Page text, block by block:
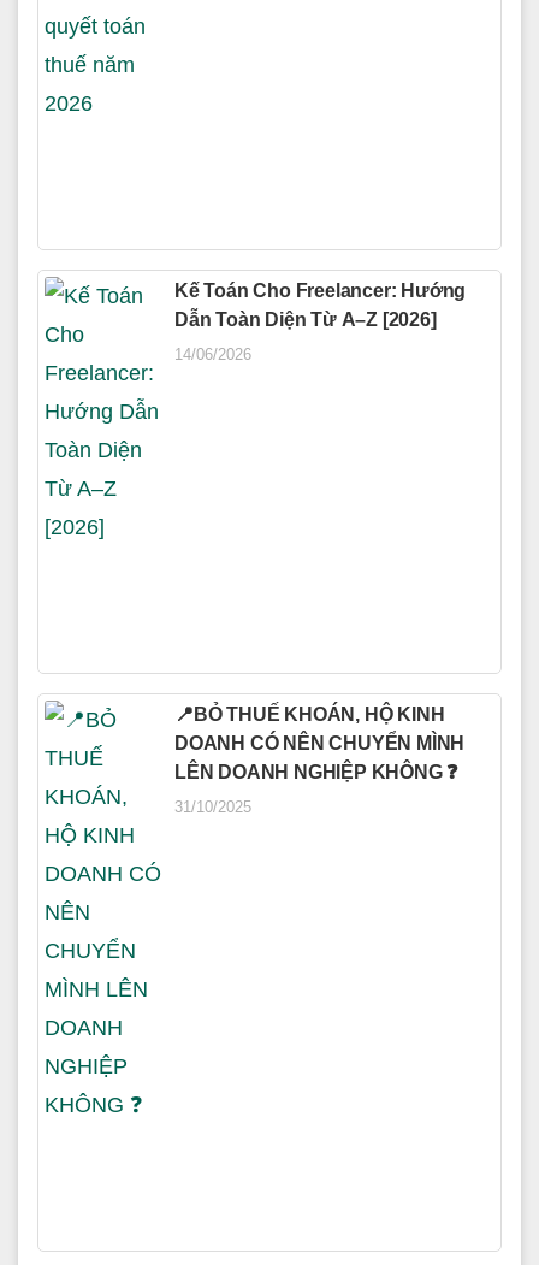
Kế Toán Cho Freelancer: Hướng
Dẫn Toàn Diện Từ A–Z [2026]
14/06/2026
📍BỎ THUẾ KHOÁN, HỘ KINH
DOANH CÓ NÊN CHUYỂN MÌNH
LÊN DOANH NGHIỆP KHÔNG ❓
31/10/2025